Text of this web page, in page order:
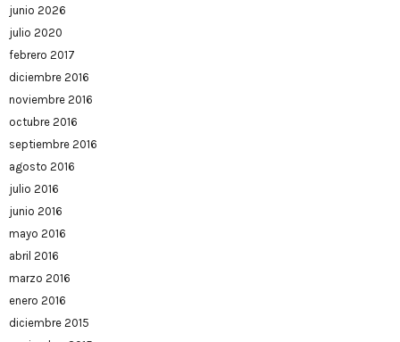
junio 2026
julio 2020
febrero 2017
diciembre 2016
noviembre 2016
octubre 2016
septiembre 2016
agosto 2016
julio 2016
junio 2016
mayo 2016
abril 2016
marzo 2016
enero 2016
diciembre 2015